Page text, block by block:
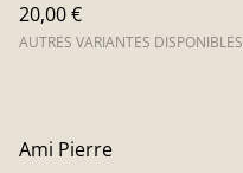
20,00 €
AUTRES VARIANTES DISPONIBLES
Ami Pierre